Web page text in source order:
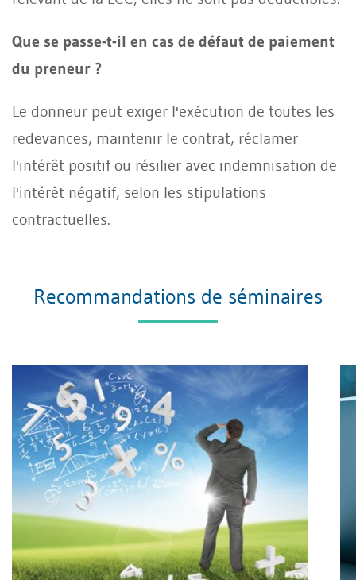
Que se passe-t-il en cas de défaut de paiement
du preneur ?
Le donneur peut exiger l'exécution de toutes les
redevances, maintenir le contrat, réclamer
l'intérêt positif ou résilier avec indemnisation de
l'intérêt négatif, selon les stipulations
contractuelles.
Recommandations de séminaires